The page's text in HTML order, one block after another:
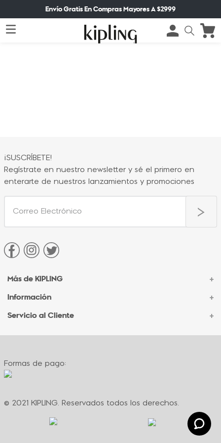
Envío Gratis En Compras Mayores A $2999
¡SUSCRÍBETE!
Regístrate en nuestro newsletter y sé el primero en
enterarte de nuestros lanzamientos y promociones
Más de KIPLING +
Acerca de Kipling
Sucursales
Información +
Contacto Corporativo
Formas de pago
Servicio al Cliente +
Contacto
Políticas de cambio
Términos y condiciones de promociones
Política de privacidad
Formas de pago:
© 2021 KIPLING. Reservados todos los derechos.